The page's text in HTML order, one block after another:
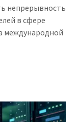
непрерывность
в сфере
международной